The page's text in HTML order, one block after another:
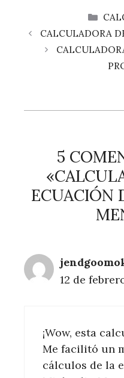
CALCULADORA
5
ECUACIÓN
12 de
¡Wow, esta
Me facilitó un
cálculos de la